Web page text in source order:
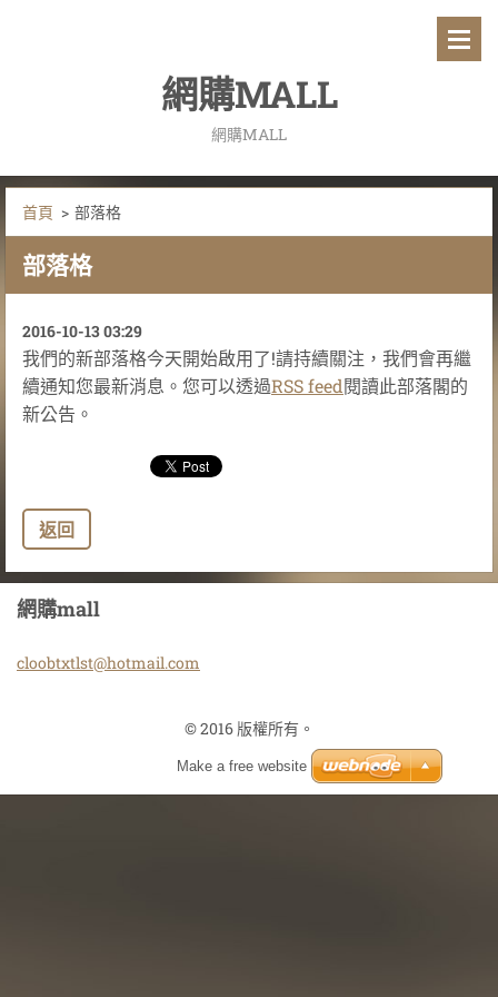
網購MALL
網購MALL
首頁 > 部落格
部落格
2016-10-13 03:29
我們的新部落格今天開始啟用了!請持續關注，我們會再繼
續通知您最新消息。您可以透過RSS feed閱讀此部落閣的
新公告。
返回
網購mall
cloobtxtlst@hotmail.com
© 2016 版權所有。
Make a free website